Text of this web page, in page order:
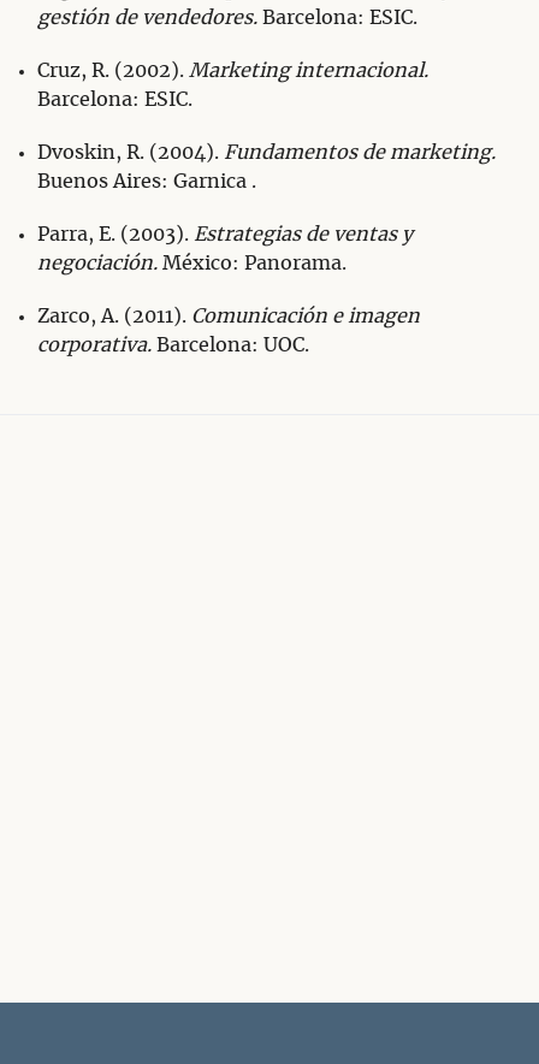
gestión de vendedores. Barcelona: ESIC.
Cruz, R. (2002). Marketing internacional.
Barcelona: ESIC.
Dvoskin, R. (2004). Fundamentos de marketing.
Buenos Aires: Garnica .
Parra, E. (2003). Estrategias de ventas y
negociación. México: Panorama.
Zarco, A. (2011). Comunicación e imagen
corporativa. Barcelona: UOC.